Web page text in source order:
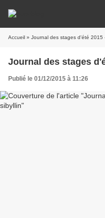
Accueil » Journal des stages d'été 2015
Journal des stages
Publié le 01/12/2015 à 11:26